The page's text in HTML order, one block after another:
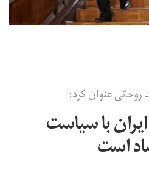
روحانی عنوان کرد:
با سیاست
است